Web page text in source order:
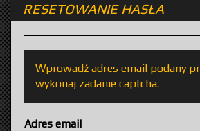
RESETOWANIE HASŁA
Wprowadź adres email podany
wykonaj zadanie captcha.
Adres email